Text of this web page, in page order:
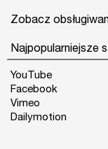
Zobacz
Najpopularniejsze
YouTube
Facebook
Vimeo
Dailymotion